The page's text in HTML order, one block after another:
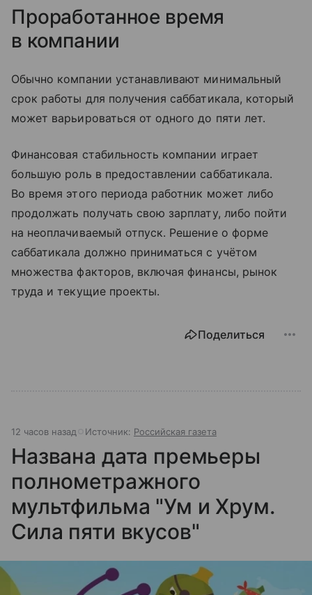
Проработанное время
в компании
Обычно компании устанавливают минимальный
срок работы для получения саббатикала, который
может варьироваться от одного до пяти лет.
Финансовая стабильность компании играет
большую роль в предоставлении саббатикала.
Во время этого периода работник может либо
продолжать получать свою зарплату, либо пойти
на неоплачиваемый отпуск. Решение о форме
саббатикала должно приниматься с учётом
множества факторов, включая финансы, рынок
труда и текущие проекты.
Поделиться
12 часов назад Источник: Российская газета
Названа дата премьеры
полнометражного
мультфильма "Ум и Хрум.
Сила пяти вкусов"